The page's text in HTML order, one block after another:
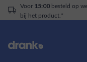
besteld op werkdagen?